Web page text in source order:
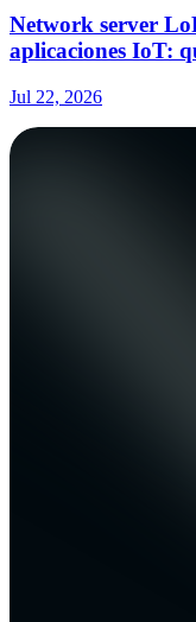
Network server
aplicaciones IoT:
Jul 22, 2026